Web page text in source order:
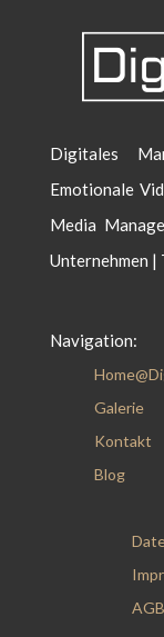
Digitales
Emotionale
Media
Unternehmen |
Navigation:
Galerie
Kontakt
Blog
AGB